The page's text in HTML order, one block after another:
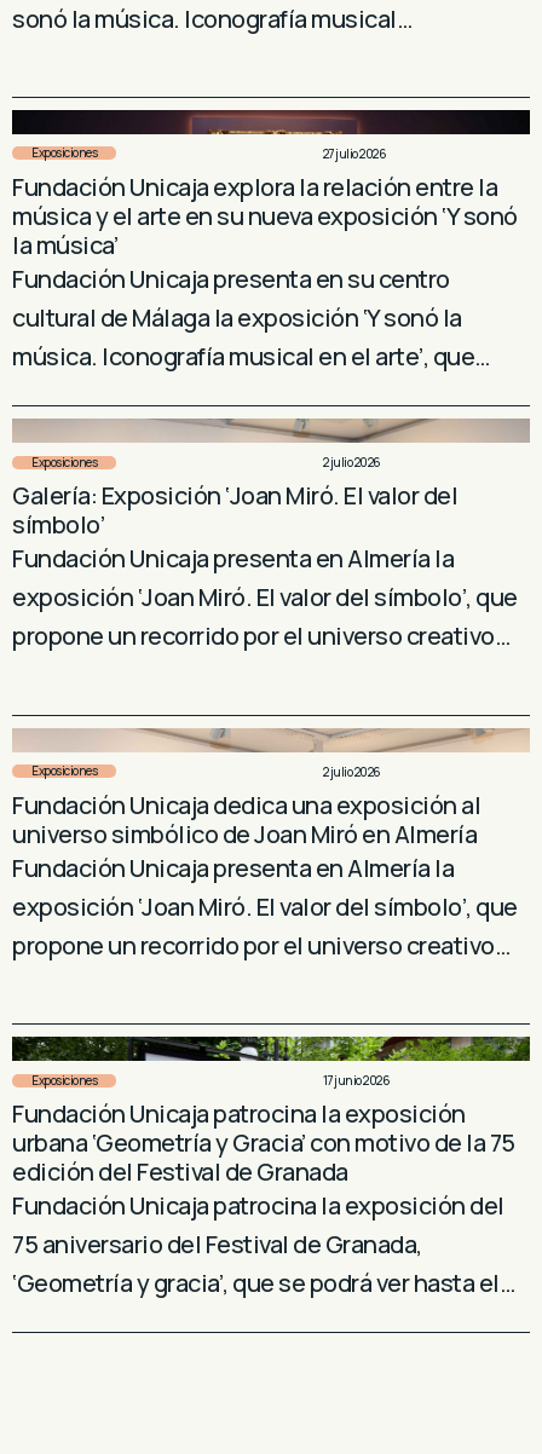
sonó la música. Iconografía musical…
Exposiciones 27 julio 2026
Fundación Unicaja explora la relación entre la
música y el arte en su nueva exposición ‘Y sonó
la música’
Fundación Unicaja presenta en su centro
cultural de Málaga la exposición ‘Y sonó la
música. Iconografía musical en el arte’, que…
Exposiciones 2 julio 2026
Galería: Exposición ‘Joan Miró. El valor del
símbolo’
Fundación Unicaja presenta en Almería la
exposición ‘Joan Miró. El valor del símbolo’, que
propone un recorrido por el universo creativo…
Exposiciones 2 julio 2026
Fundación Unicaja dedica una exposición al
universo simbólico de Joan Miró en Almería
Fundación Unicaja presenta en Almería la
exposición ‘Joan Miró. El valor del símbolo’, que
propone un recorrido por el universo creativo…
Exposiciones 17 junio 2026
Fundación Unicaja patrocina la exposición
urbana ‘Geometría y Gracia’ con motivo de la 75
edición del Festival de Granada
Fundación Unicaja patrocina la exposición del
75 aniversario del Festival de Granada,
‘Geometría y gracia’, que se podrá ver hasta el…